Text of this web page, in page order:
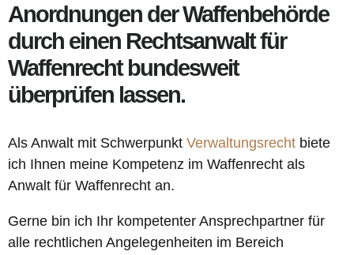
Anordnungen der Waffenbehörde
durch einen Rechtsanwalt für
Waffenrecht bundesweit
überprüfen lassen.
Als Anwalt mit Schwerpunkt Verwaltungsrecht biete
ich Ihnen meine Kompetenz im Waffenrecht als
Anwalt für Waffenrecht an.
Gerne bin ich Ihr kompetenter Ansprechpartner für
alle rechtlichen Angelegenheiten im Bereich